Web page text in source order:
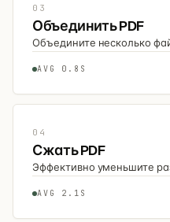
03
Объединить PDF
Объедините несколько
AVG 0.8S
04
Сжать PDF
Эффективно уменьшите
AVG 2.1S